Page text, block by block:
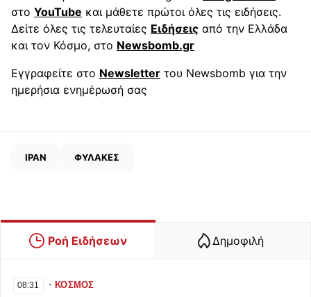
στο YouTube και μάθετε πρώτοι όλες τις ειδήσεις.
Δείτε όλες τις τελευταίες Ειδήσεις από την Ελλάδα
και τον Κόσμο, στο Newsbomb.gr
Εγγραφείτε στο Newsletter του Newsbomb για την
ημερήσια ενημέρωσή σας
ΙΡΑΝ ΦΥΛΑΚΕΣ
Ροή Ειδήσεων Δημοφιλή
08:31 ∙ΚΟΣΜΟΣ